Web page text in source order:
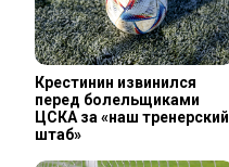
Крестинин извинился
перед болельщиками
ЦСКА за «наш тренерский
штаб»